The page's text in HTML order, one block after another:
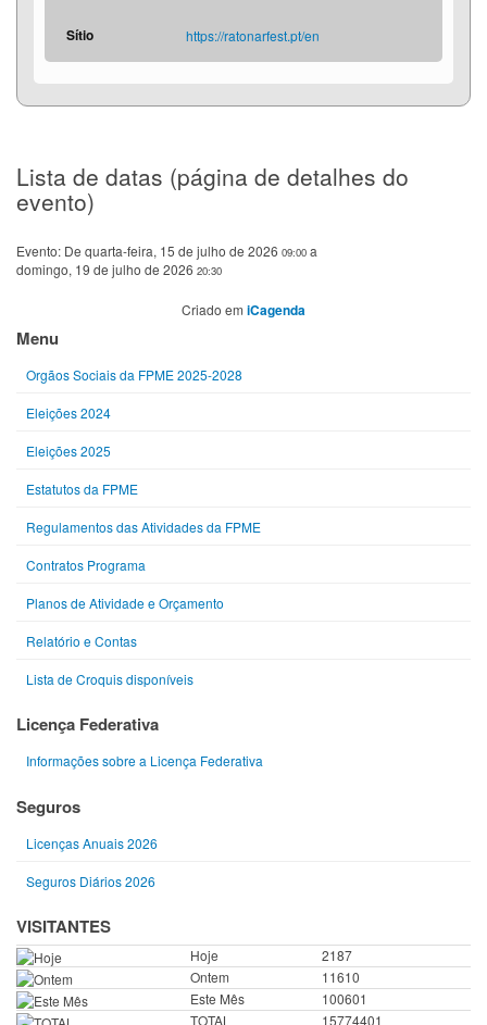
Sítio https://ratonarfest.pt/en
Lista de datas (página de detalhes do
evento)
Evento: De quarta-feira, 15 de julho de 2026 09:00 a
domingo, 19 de julho de 2026 20:30
Criado em iCagenda
Menu
Orgãos Sociais da FPME 2025-2028
Eleições 2024
Eleições 2025
Estatutos da FPME
Regulamentos das Atividades da FPME
Contratos Programa
Planos de Atividade e Orçamento
Relatório e Contas
Lista de Croquis disponíveis
Licença Federativa
Informações sobre a Licença Federativa
Seguros
Licenças Anuais 2026
Seguros Diários 2026
VISITANTES
Hoje
2187
Ontem
11610
Este Mês
100601
TOTAL
15774401